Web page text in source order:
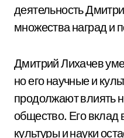
деятельность
множества наград и
Дмитрий Лихачев
но его научные и
продолжают влиять
общество. Его вклад
культуры и науки